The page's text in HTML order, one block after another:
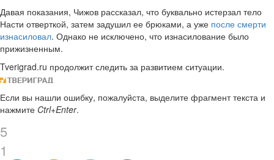
Давая показания, Чижов рассказал, что буквально истерзал тело
Насти отверткой, затем задушил ее брюками, а уже после смерти
изнасиловал. Однако не исключено, что изнасилование было
прижизненным.
Tverigrad.ru продолжит следить за развитием ситуации.
Если вы нашли ошибку, пожалуйста, выделите фрагмент текста и
нажмите Ctrl+Enter.
5
1